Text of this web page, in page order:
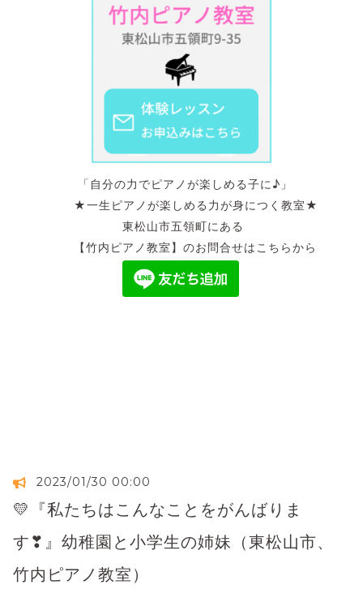
「自分の力でピアノが楽しめる子に♪」
★一生ピアノが楽しめる力が身につく教室★
東松山市五領町にある
【竹内ピアノ教室】のお問合せはこちらから
2023/01/30 00:00
💛『私たちはこんなことをがんばりま
す❣』幼稚園と小学生の姉妹（東松山市、
竹内ピアノ教室）